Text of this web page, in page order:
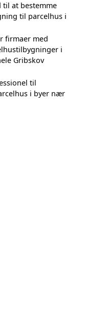
til at bestemme
til parcelhus i
firmaer med
i
Gribskov
til
i byer nær